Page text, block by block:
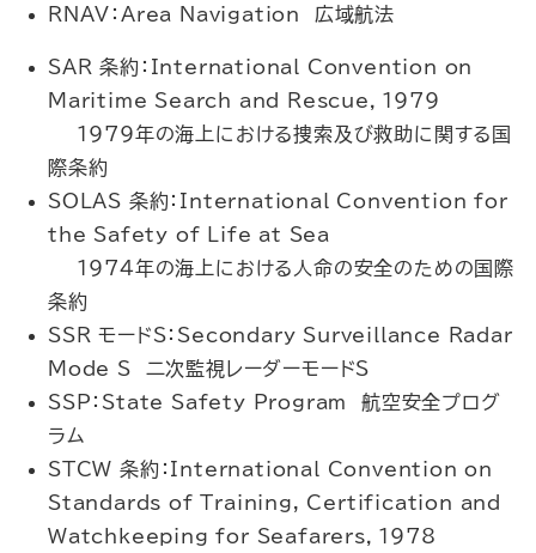
RNAV：Area Navigation 広域航法
SAR 条約：International Convention on
Maritime Search and Rescue，1979
1979年の海上における捜索及び救助に関する国
際条約
SOLAS 条約：International Convention for
the Safety of Life at Sea
1974年の海上における人命の安全のための国際
条約
SSR モードS：Secondary Surveillance Radar
Mode S 二次監視レーダーモードS
SSP：State Safety Program 航空安全プログ
ラム
STCW 条約：International Convention on
Standards of Training, Certification and
Watchkeeping for Seafarers，1978